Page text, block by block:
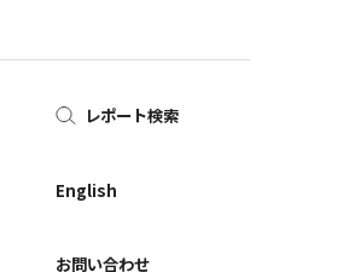
レポート検索
English
お問い合わせ